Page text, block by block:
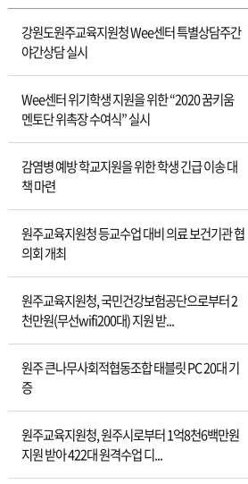
료
강원도원주교육지원청 Wee센터 특별상담주간
야간상담 실시
Wee센터 위기학생 지원을 위한 “2020 꿈키움
멘토단 위촉장 수여식” 실시
감염병 예방 학교지원을 위한 학생 긴급 이송 대
책 마련
원주교육지원청 등교수업 대비 의료 보건기관 협
의회 개최
원주교육지원청, 국민건강보험공단으로부터 2
천만원(무선wifi200대) 지원 받...
원주 큰나무사회적협동조합 태블릿 PC 20대 기
증
원주교육지원청, 원주시로부터 1억8천6백만원
지원 받아 422대 원격수업 디...